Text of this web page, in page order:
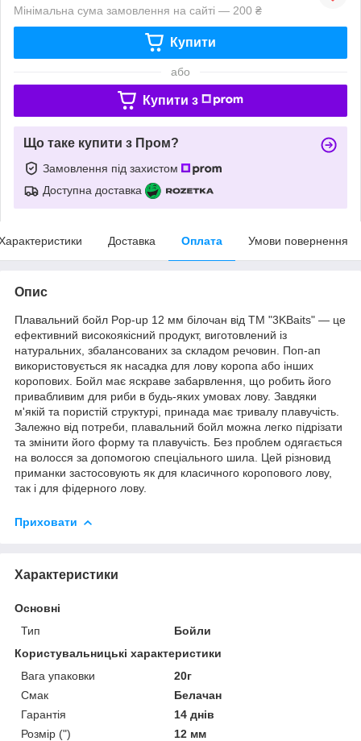
Мінімальна сума замовлення на сайті — 200 ₴
Купити
або
Купити з
Що таке купити з Пром?
Замовлення під захистом
Доступна доставка
Доставка Оплата Умови повернення
Опис
Плавальний бойл Pop-up 12 мм білочан від ТМ "3KBaits" — це
ефективний високоякісний продукт, виготовлений із
натуральних, збалансованих за складом речовин. Поп-ап
використовується як насадка для лову коропа або інших
коропових. Бойл має яскраве забарвлення, що робить його
привабливим для риби в будь-яких умовах лову. Завдяки
м'якій та пористій структурі, принада має тривалу плавучість.
Залежно від потреби, плавальний бойл можна легко підрізати
та змінити його форму та плавучість. Без проблем одягається
на волосся за допомогою спеціального шила. Цей різновид
приманки застосовують як для класичного коропового лову,
так і для фідерного лову.
Приховати
Характеристики
Основні
Тип
Бойли
Користувальницькі характеристики
Вага упаковки
20г
Смак
Белачан
Гарантія
14 днів
Розмір (")
12 мм